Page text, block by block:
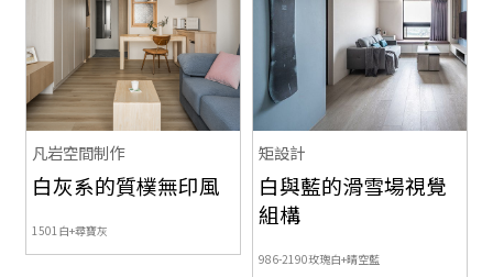
凡岩空間制作
白灰系的質樸無印風
1501白+尋寶灰
矩設計
白與藍的滑雪場視覺
組構
986-2190玫瑰白+晴空藍